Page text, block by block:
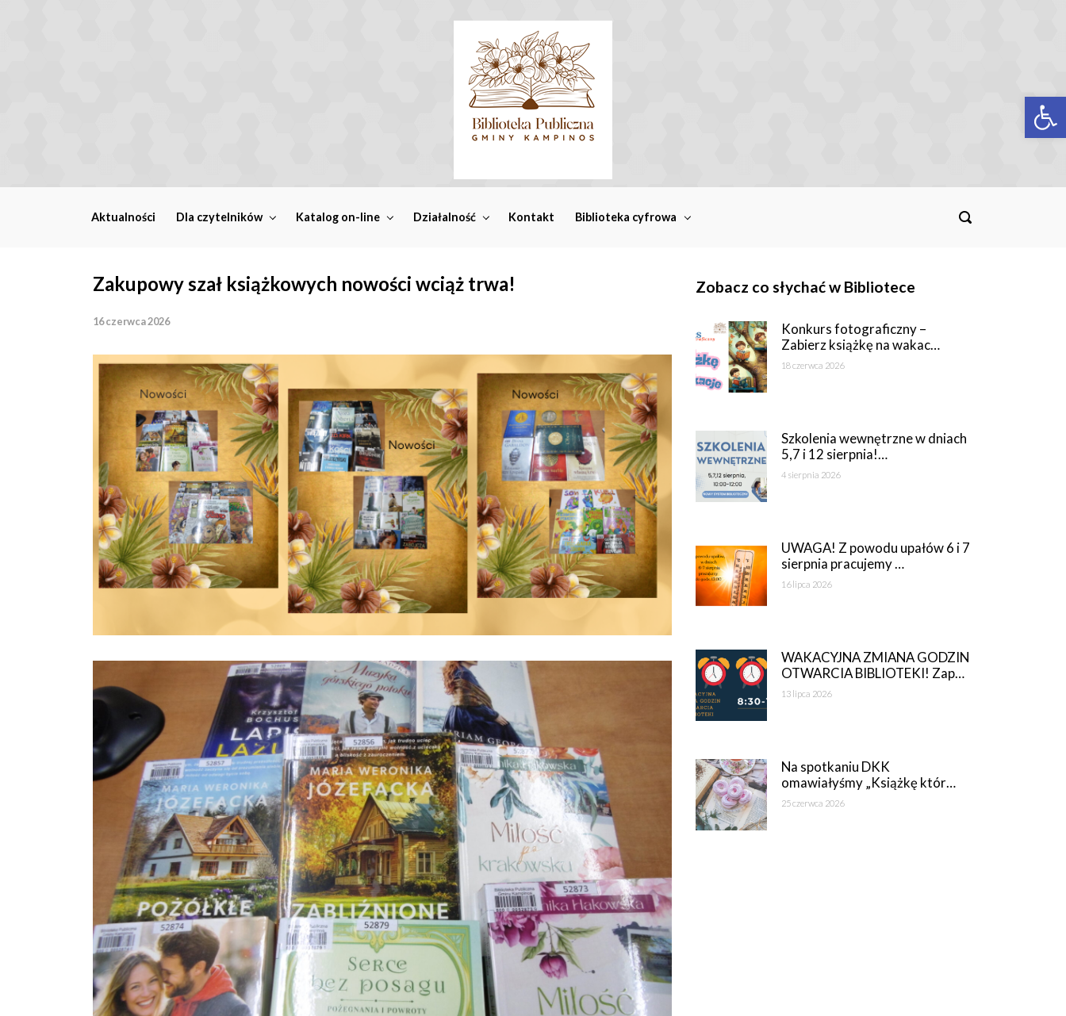
Aktualności Dla czytelników Katalog on-line Działalność Kontakt Biblioteka cyfrowa
Zakupowy szał książkowych nowości wciąż trwa!
16 czerwca 2026
Zobacz co słychać w Bibliotece
Konkurs fotograficzny –
Zabierz książkę na wakac…
18 czerwca 2026
Szkolenia wewnętrzne w dniach
5,7 i 12 sierpnia!…
4 sierpnia 2026
UWAGA! Z powodu upałów 6 i 7
sierpnia pracujemy …
16 lipca 2026
WAKACYJNA ZMIANA GODZIN
OTWARCIA BIBLIOTEKI! Zap…
13 lipca 2026
Na spotkaniu DKK
omawiałyśmy „Książkę któr…
25 czerwca 2026